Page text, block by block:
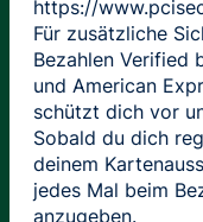
https://
Für zusätzliche
Bezahlen Verified
und American
schützt dich vor
Sobald du dich
deinem
jedes Mal beim
anzugeben.